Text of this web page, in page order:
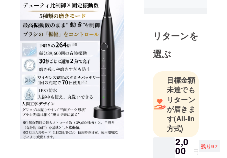
いた製品を
ご紹介して
います。
日々の暮ら
しを、豊か
にしたり皆
さまを笑顔
にする、そ
んな出会い
をお届けで
きれば幸い
リターンを
選ぶ
目標金額
未達でも
リターン
が届きま
す(All-in
方式)
2,0
00 円
残り97